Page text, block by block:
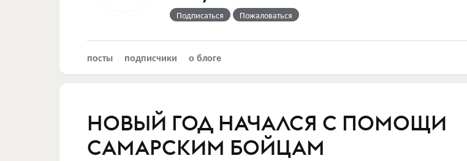
Подписаться Пожаловаться
посты подписчики о блоге
НОВЫЙ ГОД НАЧАЛСЯ С ПОМОЩИ
САМАРСКИМ БОЙЦАМ